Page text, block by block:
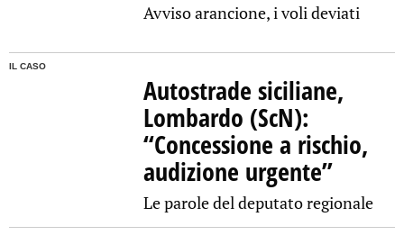
Avviso arancione, i voli deviati
IL CASO
Autostrade siciliane,
Lombardo (ScN):
“Concessione a rischio,
audizione urgente”
Le parole del deputato regionale